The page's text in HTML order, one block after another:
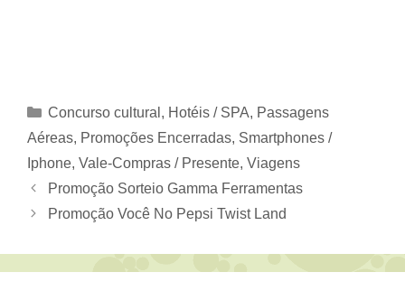
Categorias
Concurso cultural , Hotéis / SPA, Passagens
Aéreas, Promoções Encerradas, Smartphones /
Iphone, Vale-Compras / Presente, Viagens
Promoção Sorteio Gamma Ferramentas
Promoção Você No Pepsi Twist Land